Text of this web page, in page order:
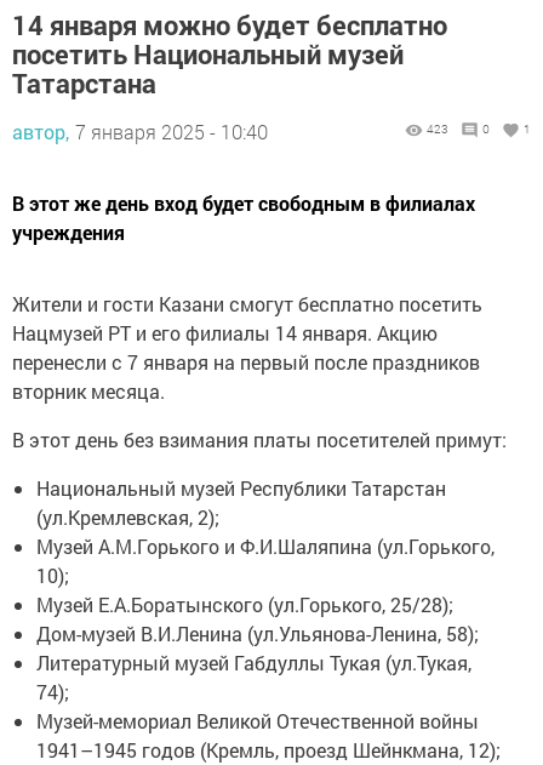
14 января можно будет бесплатно
посетить Национальный музей
Татарстана
автор, 7 января 2025 - 10:40 423 0 1
В этот же день вход будет свободным в филиалах
учреждения
Жители и гости Казани смогут бесплатно посетить
Нацмузей РТ и его филиалы 14 января. Акцию
перенесли с 7 января на первый после праздников
вторник месяца.
В этот день без взимания платы посетителей примут:
Национальный музей Республики Татарстан
(ул.Кремлевская, 2);
Музей А.М.Горького и Ф.И.Шаляпина (ул.Горького,
10);
Музей Е.А.Боратынского (ул.Горького, 25/28);
Дом-музей В.И.Ленина (ул.Ульянова-Ленина, 58);
Литературный музей Габдуллы Тукая (ул.Тукая,
74);
Музей-мемориал Великой Отечественной войны
1941–1945 годов (Кремль, проезд Шейнкмана, 12);